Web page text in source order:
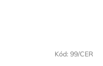
Kód: 99/CER